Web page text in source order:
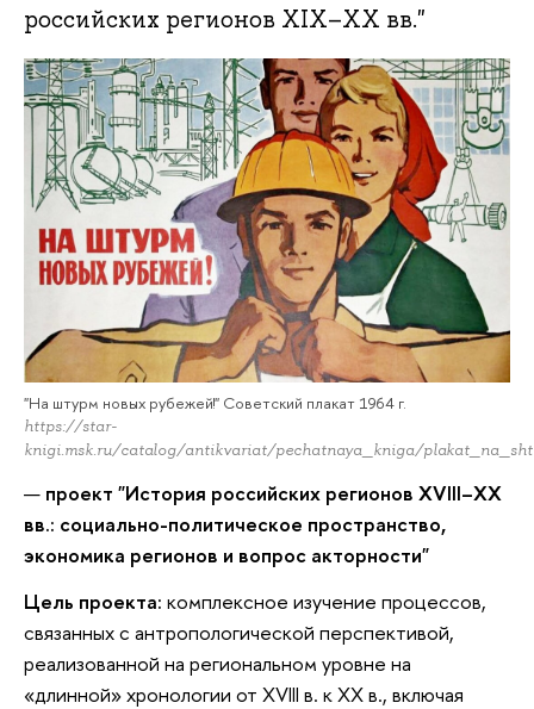
российских регионов XIX–XX вв."
"На штурм новых рубежей!" Советский плакат 1964 г.
https://star-
knigi.msk.ru/catalog/antikvariat/pechatnaya_kniga/
проект "История российских регионов XVIII–XX
вв.: социально-политическое пространство,
экономика регионов и вопрос акторности"
Цель проекта: комплексное изучение процессов,
связанных с антропологической перспективой,
реализованной на региональном уровне на
«длинной» хронологии от XVIII в. к XX в., включая